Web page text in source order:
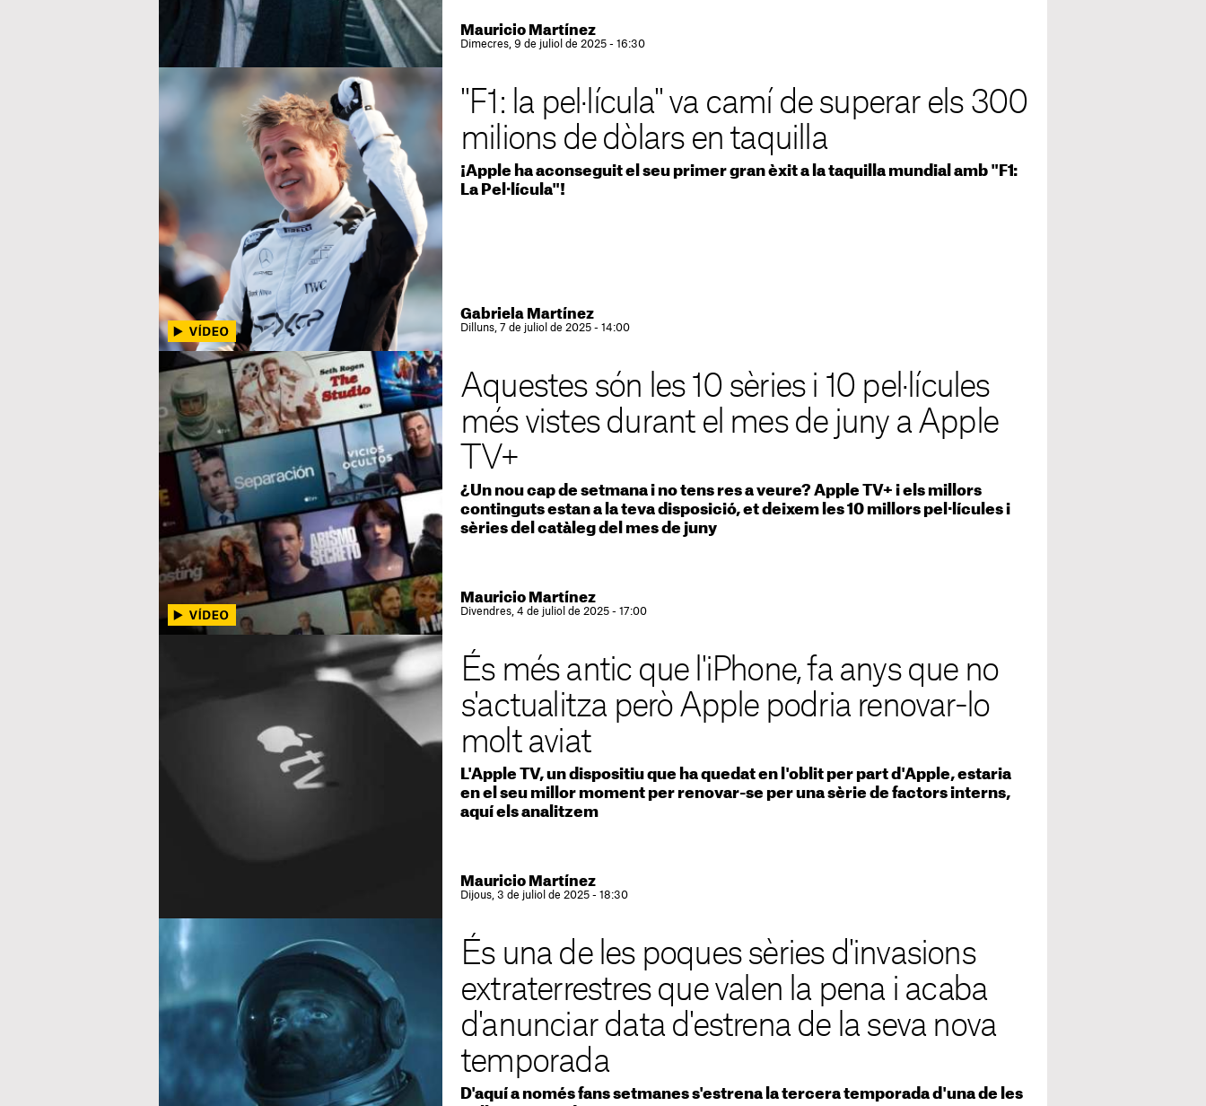
Mauricio Martínez
Dimecres, 9 de juliol de 2025 - 16:30
"F1: la pel·lícula" va camí de superar els 300
milions de dòlars en taquilla
¡Apple ha aconseguit el seu primer gran èxit a la taquilla mundial amb "F1:
La Pel·lícula"!
Gabriela Martínez
Dilluns, 7 de juliol de 2025 - 14:00
Aquestes són les 10 sèries i 10 pel·lícules
més vistes durant el mes de juny a Apple
TV+
¿Un nou cap de setmana i no tens res a veure? Apple TV+ i els millors
continguts estan a la teva disposició, et deixem les 10 millors pel·lícules i
sèries del catàleg del mes de juny
Mauricio Martínez
Divendres, 4 de juliol de 2025 - 17:00
És més antic que l'iPhone, fa anys que no
s'actualitza però Apple podria renovar-lo
molt aviat
L'Apple TV, un dispositiu que ha quedat en l'oblit per part d'Apple, estaria
en el seu millor moment per renovar-se per una sèrie de factors interns,
aquí els analitzem
Mauricio Martínez
Dijous, 3 de juliol de 2025 - 18:30
És una de les poques sèries d'invasions
extraterrestres que valen la pena i acaba
d'anunciar data d'estrena de la seva nova
temporada
D'aquí a només fans setmanes s'estrena la tercera temporada d'una de les